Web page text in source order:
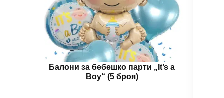
Балони за бебешко парти „It’s a
Boy“ (5 броя)